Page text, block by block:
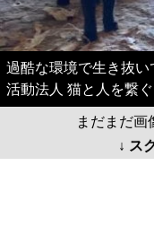
過酷な環境で生き抜い
活動法人 猫と人を繋ぐ
まだまだ画
↓ ス